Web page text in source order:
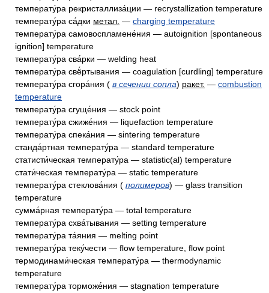
температу́ра рекристаллиза́ции — recrystallization temperature
температу́ра са́дки метал. — charging temperature
температу́ра самовоспламене́ния — autoignition [spontaneous
ignition] temperature
температу́ра сва́рки — welding heat
температу́ра свё́ртывания — coagulation [curdling] temperature
температу́ра сгора́ния ( в сечении сопла) ракет. — combustion
temperature
температу́ра сгуще́ния — stock point
температу́ра сжиже́ния — liquefaction temperature
температу́ра спека́ния — sintering temperature
станда́ртная температу́ра — standard temperature
статисти́ческая температу́ра — statistic(al) temperature
стати́ческая температу́ра — static temperature
температу́ра стеклова́ния ( полимеров) — glass transition
temperature
сумма́рная температу́ра — total temperature
температу́ра схва́тывания — setting temperature
температу́ра та́яния — melting point
температу́ра теку́чести — flow temperature, flow point
термодинами́ческая температу́ра — thermodynamic
temperature
температу́ра торможе́ния — stagnation temperature